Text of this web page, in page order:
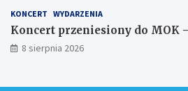
KONCERT WYDARZENIA
Koncert przeniesiony do MOK
8 sierpnia 2026